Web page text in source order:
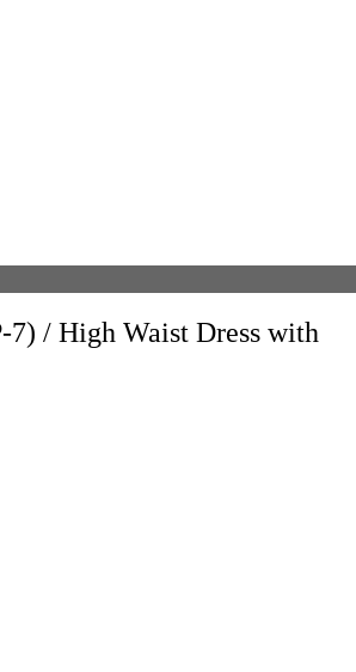
/ High Waist Dress with